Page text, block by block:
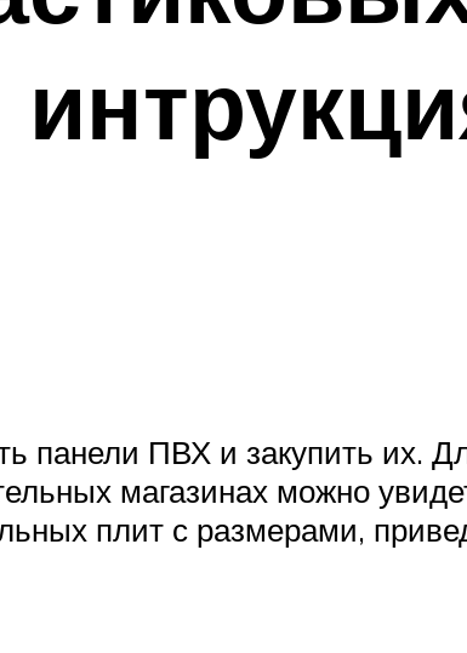
панели ПВХ и закупить их.
магазинах можно
плит с размерами,